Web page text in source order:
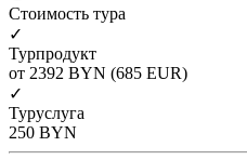
Cтоимость тура
✓
Турпродукт
от 2392 BYN (685 EUR)
✓
Туруслуга
250 BYN